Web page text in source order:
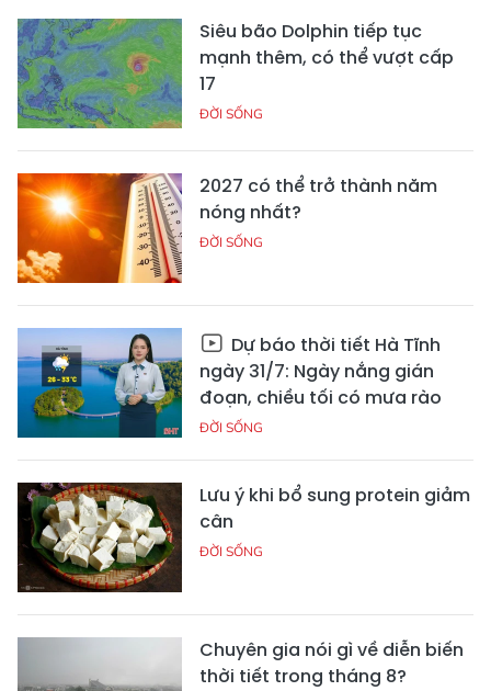
Siêu bão Dolphin tiếp tục
mạnh thêm, có thể vượt cấp
17
ĐỜI SỐNG
2027 có thể trở thành năm
nóng nhất?
ĐỜI SỐNG
Dự báo thời tiết Hà Tĩnh
ngày 31/7: Ngày nắng gián
đoạn, chiều tối có mưa rào
ĐỜI SỐNG
Lưu ý khi bổ sung protein giảm
cân
ĐỜI SỐNG
Chuyên gia nói gì về diễn biến
thời tiết trong tháng 8?